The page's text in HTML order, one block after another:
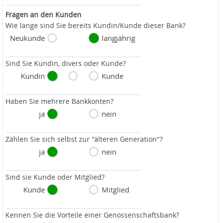
Fragen an den Kunden
Wie lange sind Sie bereits Kundin/Kunde dieser Bank?
Neukunde langjährig
Sind Sie Kundin, divers oder Kunde?
Kundin Kunde
Haben Sie mehrere Bankkonten?
ja nein
Zählen Sie sich selbst zur "älteren Generation"?
ja nein
Sind sie Kunde oder Mitglied?
Kunde Mitglied
Kennen Sie die Vorteile einer Genossenschaftsbank?